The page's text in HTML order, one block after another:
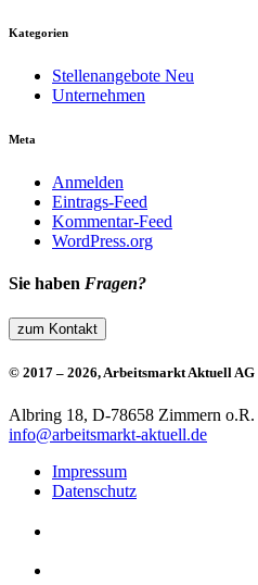
Kategorien
Stellenangebote Neu
Unternehmen
Meta
Anmelden
Eintrags-Feed
Kommentar-Feed
WordPress.org
Sie haben Fragen?
zum Kontakt
© 2017 – 2026, Arbeitsmarkt Aktuell AG
Albring 18, D-78658 Zimmern o.R.
info@arbeitsmarkt-aktuell.de
Impressum
Datenschutz